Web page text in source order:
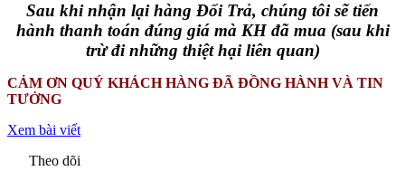
Sau khi nhận lại hàng Đổi Trả, chúng tôi sẽ tiến
hành thanh toán đúng giá mà KH đã mua (sau khi
trừ đi những thiệt hại liên quan)
CẢM ƠN QUÝ KHÁCH HÀNG ĐÃ ĐỒNG HÀNH VÀ TIN
TƯỞNG
Xem bài viết
Theo dõi